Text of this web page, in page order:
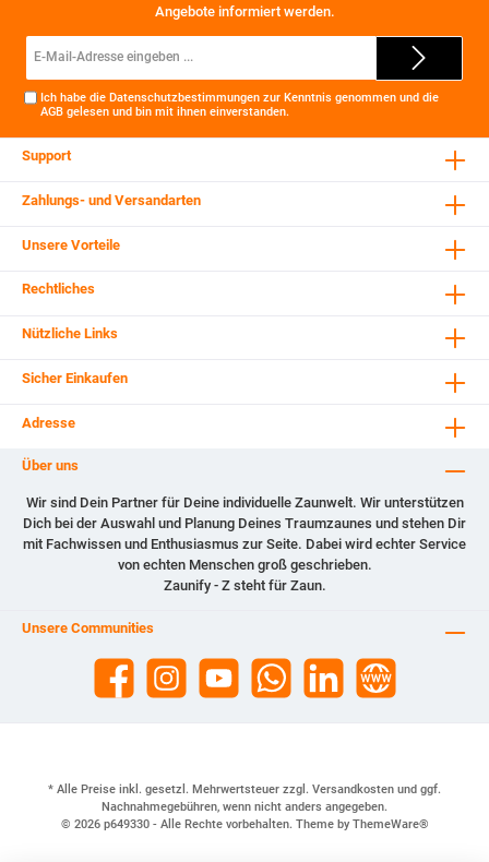
Angebote informiert werden.
Ich habe die Datenschutzbestimmungen zur Kenntnis genommen und die
AGB gelesen und bin mit ihnen einverstanden.
Support
Zahlungs- und Versandarten
Unsere Vorteile
Rechtliches
Nützliche Links
Sicher Einkaufen
Adresse
Über uns
Wir sind Dein Partner für Deine individuelle Zaunwelt. Wir unterstützen
Dich bei der Auswahl und Planung Deines Traumzaunes und stehen Dir
mit Fachwissen und Enthusiasmus zur Seite. Dabei wird echter Service
von echten Menschen groß geschrieben.
Zaunify - Z steht für Zaun.
Unsere Communities
* Alle Preise inkl. gesetzl. Mehrwertsteuer zzgl. Versandkosten und ggf.
Nachnahmegebühren, wenn nicht anders angegeben.
© 2026 p649330 - Alle Rechte vorbehalten. Theme by ThemeWare®